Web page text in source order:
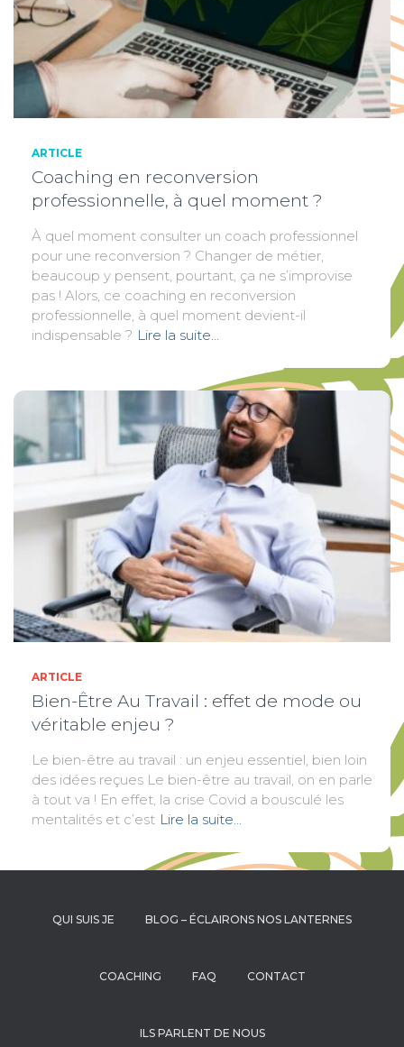
ARTICLE
Coaching en reconversion
professionnelle, à quel moment ?
À quel moment consulter un coach professionnel
pour une reconversion ? Changer de métier,
beaucoup y pensent, pourtant, ça ne s’improvise
pas ! Alors, ce coaching en reconversion
professionnelle, à quel moment devient-il
indispensable ? Lire la suite…
ARTICLE
Bien-Être Au Travail : effet de mode ou
véritable enjeu ?
Le bien-être au travail : un enjeu essentiel, bien loin
des idées reçues Le bien-être au travail, on en parle
à tout va ! En effet, la crise Covid a bousculé les
mentalités et c’est Lire la suite…
QUI SUIS JE BLOG – ÉCLAIRONS NOS LANTERNES
COACHING FAQ CONTACT
ILS PARLENT DE NOUS